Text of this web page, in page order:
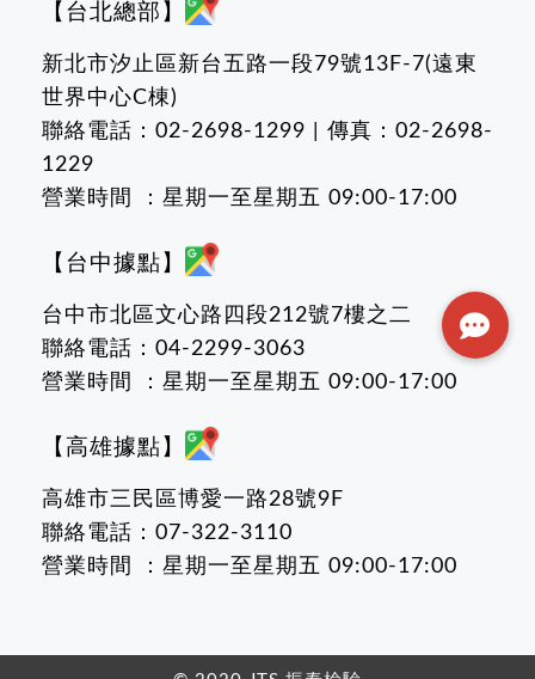
【台北總部】
新北市汐止區新台五路一段79號13F-7(遠東
世界中心C棟)
聯絡電話：02-2698-1299 | 傳真：02-2698-
1229
營業時間 ：星期一至星期五 09:00-17:00
【台中據點】
台中市北區文心路四段212號7樓之二
聯絡電話：04-2299-3063
營業時間 ：星期一至星期五 09:00-17:00
【高雄據點】
高雄市三民區博愛一路28號9F
聯絡電話：07-322-3110
營業時間 ：星期一至星期五 09:00-17:00